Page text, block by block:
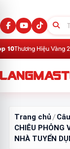
Vàng 2021 Hàng
Trang chủ /
CHIÊU PHỎNG
NHÀ TUYỂN